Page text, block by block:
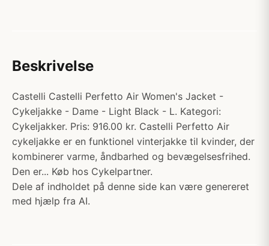
Beskrivelse
Castelli Castelli Perfetto Air Women's Jacket -
Cykeljakke - Dame - Light Black - L. Kategori:
Cykeljakker. Pris: 916.00 kr. Castelli Perfetto Air
cykeljakke er en funktionel vinterjakke til kvinder, der
kombinerer varme, åndbarhed og bevægelsesfrihed.
Den er... Køb hos Cykelpartner.
Dele af indholdet på denne side kan være genereret
med hjælp fra AI.